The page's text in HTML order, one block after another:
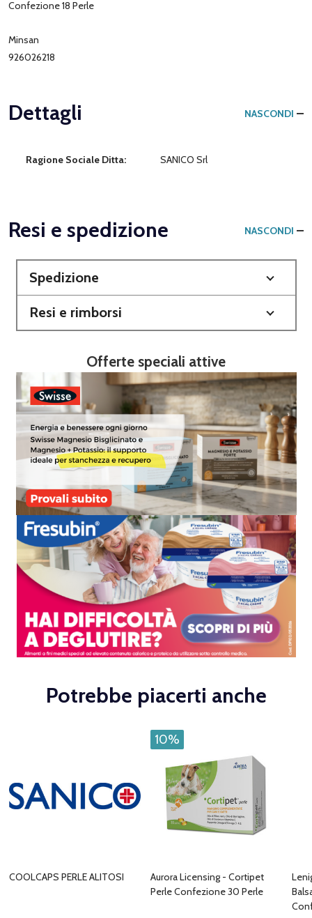
Confezione 18 Perle
Minsan
926026218
Dettagli NASCONDI
Ragione Sociale Ditta: SANICO Srl
Resi e spedizione NASCONDI
Spedizione
Resi e rimborsi
Offerte speciali attive
Potrebbe piacerti anche
COOLCAPS PERLE ALITOSI
10%
Aurora Licensing - Cortipet
Perle Confezione 30 Perle